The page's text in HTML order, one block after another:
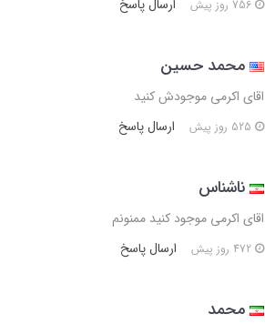
ارسال پاسخ
محمد حسین
اقای اکرمی موجودش کنید
ارسال پاسخ
ناشناس
اقای اکرمی موجود کنید ممنونم
ارسال پاسخ
محمد